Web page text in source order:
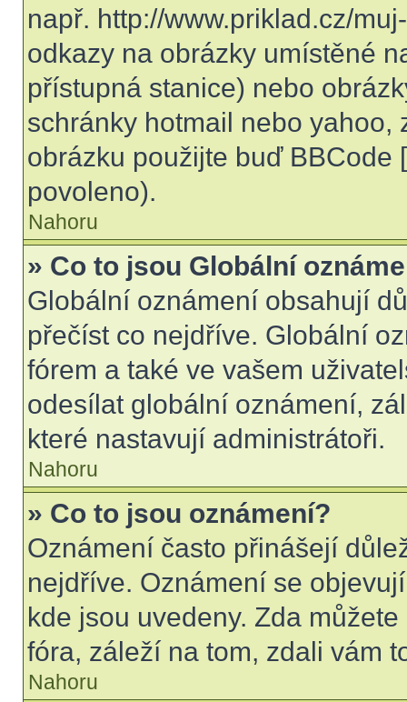
např. http://www.priklad.cz/
odkazy na obrázky umístěné
přístupná stanice) nebo
schránky hotmail nebo yahoo,
obrázku použijte buď BBCode
povoleno).
Nahoru
» Co to jsou Globální
Globální oznámení obsahují
přečíst co nejdříve. Globální
fórem a také ve vašem
odesílat globální oznámení,
které nastavují administrátoři.
Nahoru
» Co to jsou oznámení?
Oznámení často přinášejí
nejdříve. Oznámení se
kde jsou uvedeny. Zda
fóra, záleží na tom, zdali vám
Nahoru